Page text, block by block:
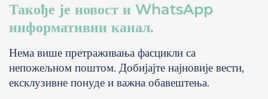
Такође је новост и WhatsApp
информативни канал.
Нема више претраживања фасцикли са
непожељном поштом. Добијајте најновије вести,
ексклузивне понуде и важна обавештења.